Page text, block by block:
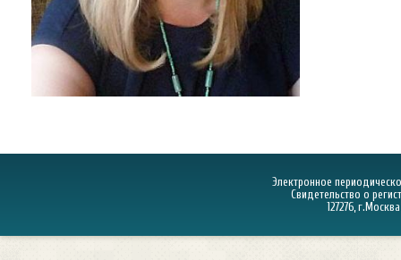
Электронное
Свидетельство о
127276,